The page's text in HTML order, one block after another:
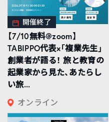
開催終了
【7/10無料@zoom】
TABIPPO代表×「複業先生」
創業者が語る！ 旅と教育の
起業家から見た、あたらし
い旅...
オンライン